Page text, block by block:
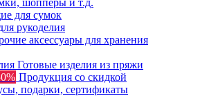
для сумок
рукоделия
аксессуары для хранения
Готовые изделия из пряжи
Продукция со скидкой
подарки, сертификаты